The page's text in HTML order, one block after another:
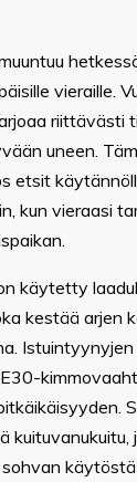
vieraille.
riittävästi
uneen.
etsit
kun vieraasi
käytetty
kestää arjen
kuituvanukuitu,